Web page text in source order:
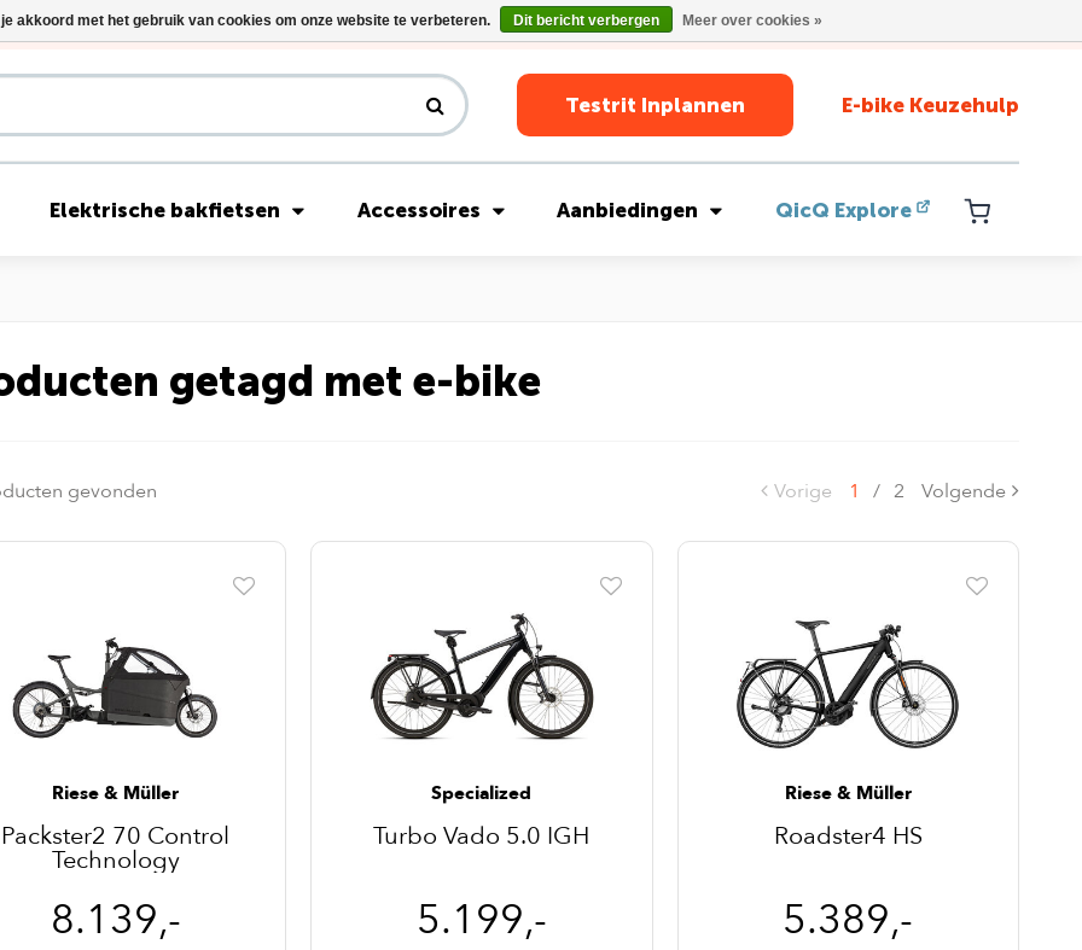
Riese & Müller Nevo5 Silent Core nu direct uit voorraad leverbaar!
Testrit Inplannen E-bike Keuzehulp
Elektrische bakfietsen Accessoires Aanbiedingen QicQ Explore
getagd met e-bike
gevonden Vorige 1 / 2 Volgende
Riese & Müller
Packster2 70 Control
Technology
8.139,-
Specialized
Turbo Vado 5.0 IGH
5.199,-
Riese & Müller
Roadster4 HS
5.389,-
akkoord met het gebruik van cookies om onze website te verbeteren. Dit bericht verbergen Meer over cookies »